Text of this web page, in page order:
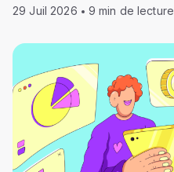
29 Juil 2026 9 min de lecture